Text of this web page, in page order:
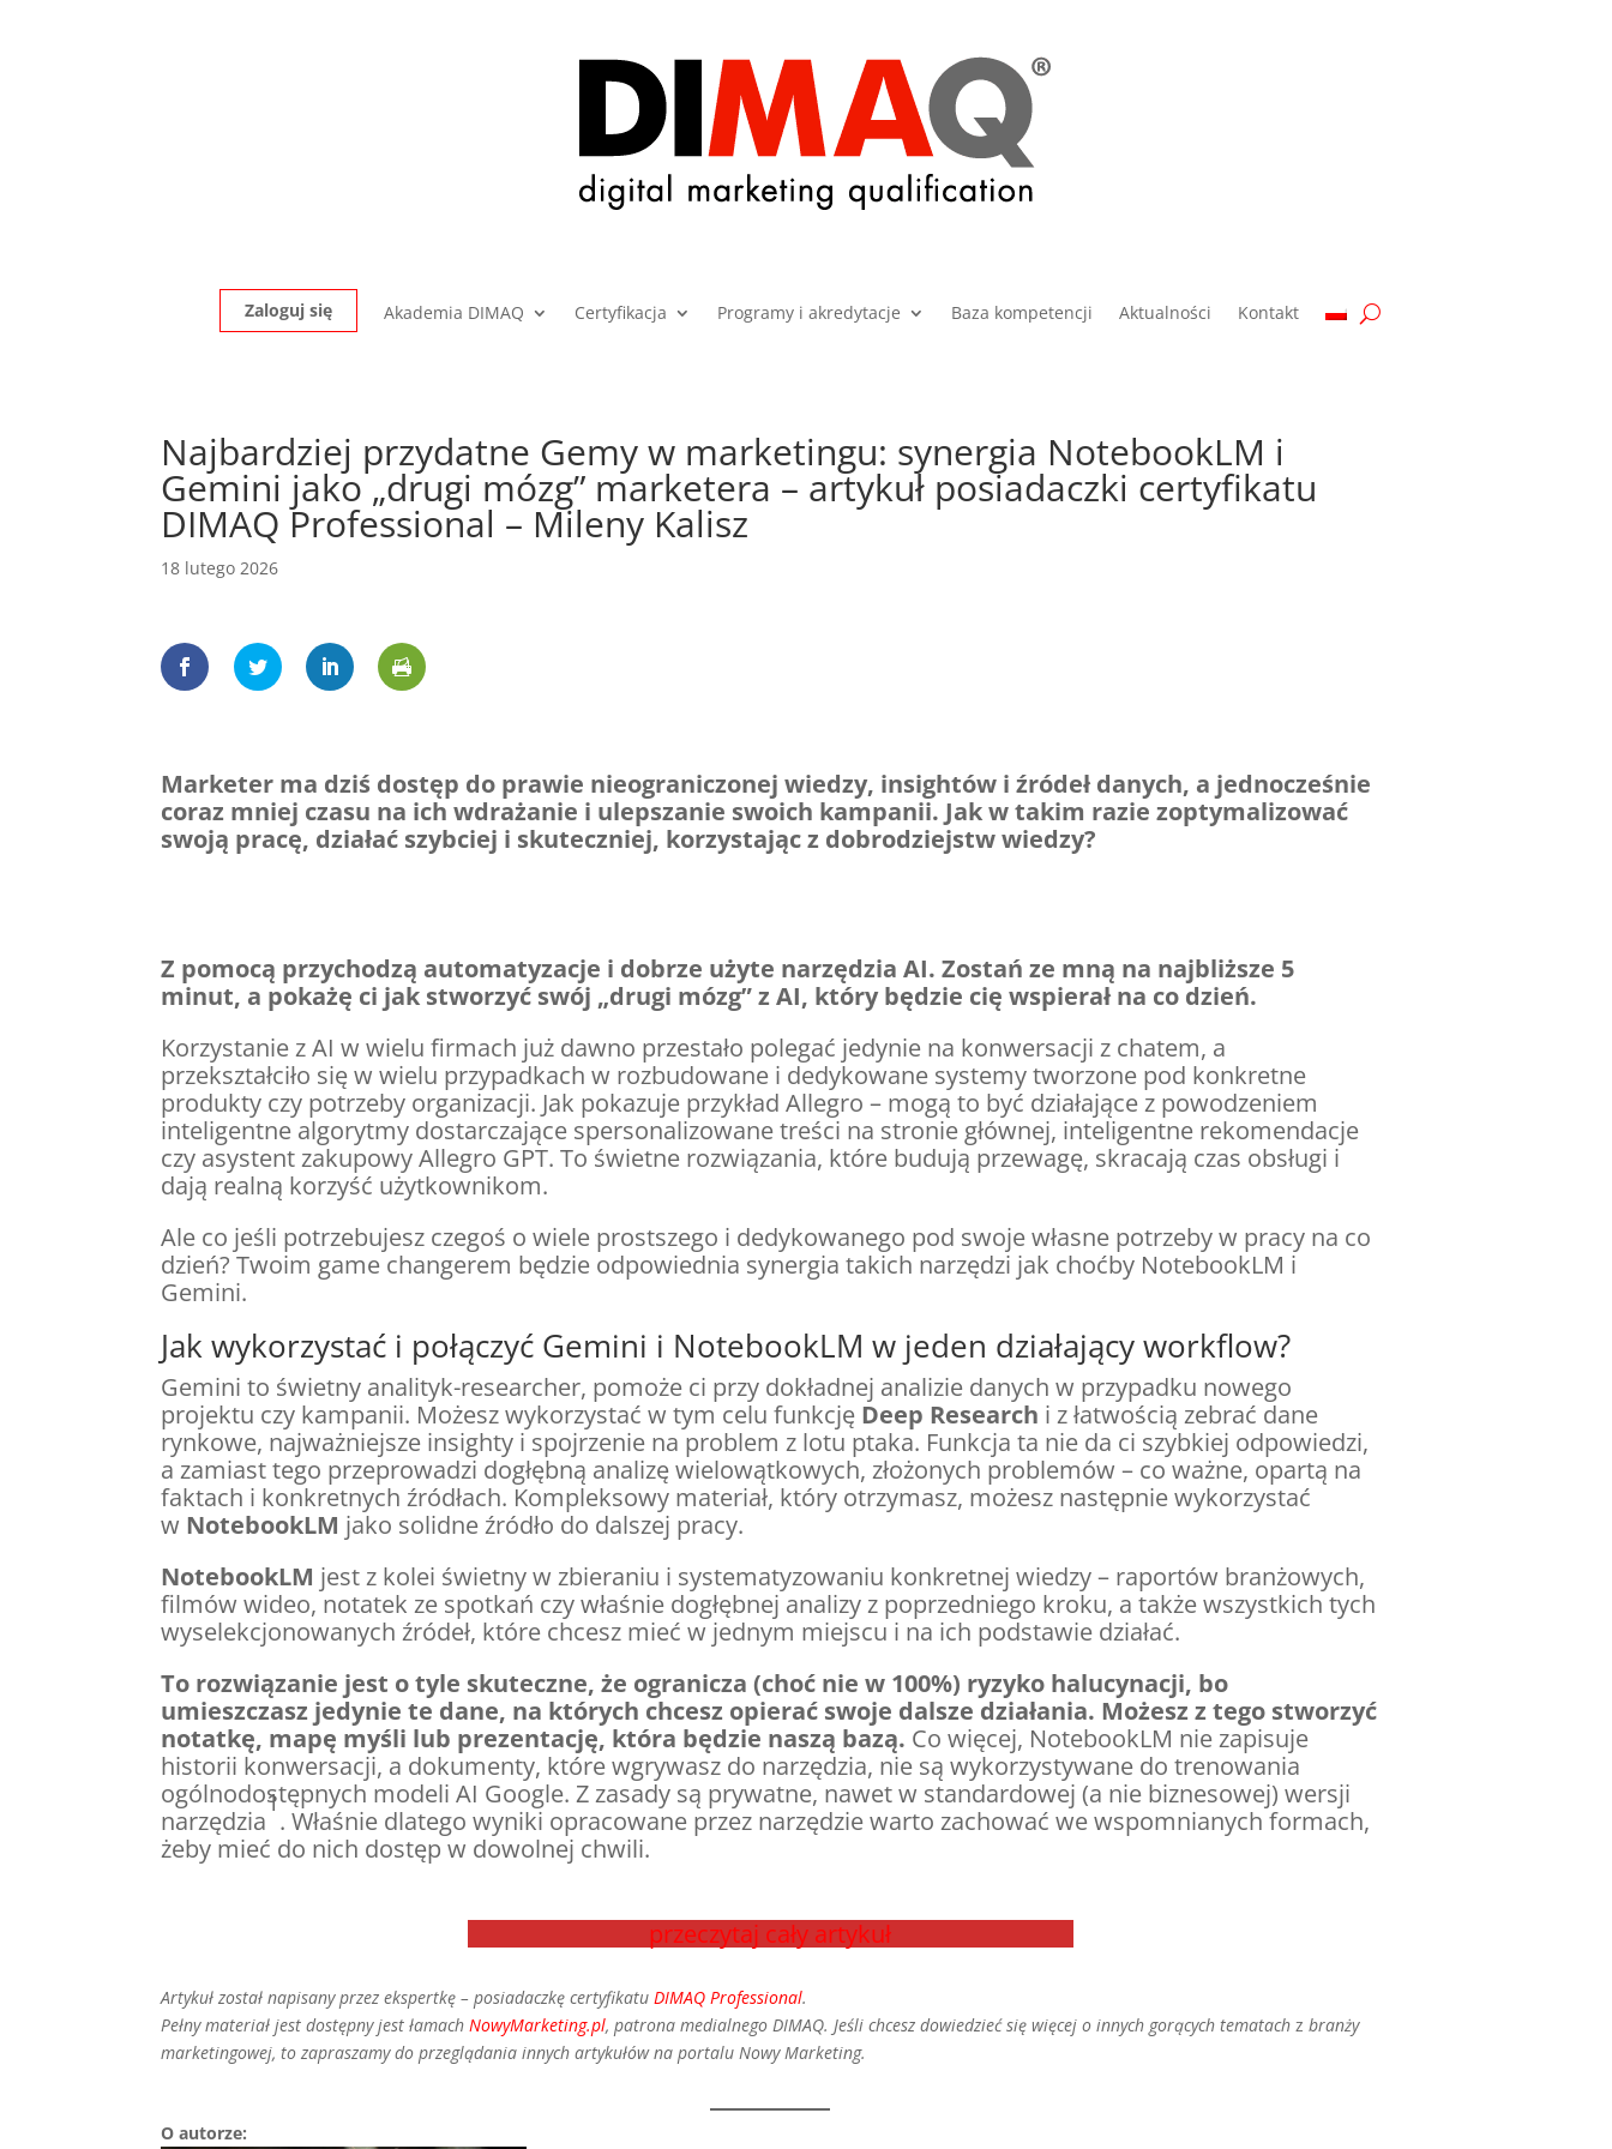
Zaloguj się Akademia DIMAQ Certyfikacja Programy i akredytacje Baza kompetencji Aktualności Kontakt
Najbardziej przydatne Gemy w marketingu: synergia NotebookLM i
Gemini jako „drugi mózg” marketera – artykuł posiadaczki certyfikatu
DIMAQ Professional – Mileny Kalisz
18 lutego 2026
Marketer ma dziś dostęp do prawie nieograniczonej wiedzy, insightów i źródeł danych, a jednocześnie
coraz mniej czasu na ich wdrażanie i ulepszanie swoich kampanii. Jak w takim razie zoptymalizować
swoją pracę, działać szybciej i skuteczniej, korzystając z dobrodziejstw wiedzy?
Z pomocą przychodzą automatyzacje i dobrze użyte narzędzia AI. Zostań ze mną na najbliższe 5
minut, a pokażę ci jak stworzyć swój „drugi mózg” z AI, który będzie cię wspierał na co dzień.
Korzystanie z AI w wielu firmach już dawno przestało polegać jedynie na konwersacji z chatem, a
przekształciło się w wielu przypadkach w rozbudowane i dedykowane systemy tworzone pod konkretne
produkty czy potrzeby organizacji. Jak pokazuje przykład Allegro – mogą to być działające z powodzeniem
inteligentne algorytmy dostarczające spersonalizowane treści na stronie głównej, inteligentne rekomendacje
czy asystent zakupowy Allegro GPT. To świetne rozwiązania, które budują przewagę, skracają czas obsługi i
dają realną korzyść użytkownikom.
Ale co jeśli potrzebujesz czegoś o wiele prostszego i dedykowanego pod swoje własne potrzeby w pracy na co
dzień? Twoim game changerem będzie odpowiednia synergia takich narzędzi jak choćby NotebookLM i
Gemini.
Jak wykorzystać i połączyć Gemini i NotebookLM w jeden działający workflow?
Gemini to świetny analityk-researcher, pomoże ci przy dokładnej analizie danych w przypadku nowego
projektu czy kampanii. Możesz wykorzystać w tym celu funkcję Deep Research i z łatwością zebrać dane
rynkowe, najważniejsze insighty i spojrzenie na problem z lotu ptaka. Funkcja ta nie da ci szybkiej odpowiedzi,
a zamiast tego przeprowadzi dogłębną analizę wielowątkowych, złożonych problemów – co ważne, opartą na
faktach i konkretnych źródłach. Kompleksowy materiał, który otrzymasz, możesz następnie wykorzystać
w NotebookLM jako solidne źródło do dalszej pracy.
NotebookLM jest z kolei świetny w zbieraniu i systematyzowaniu konkretnej wiedzy – raportów branżowych,
filmów wideo, notatek ze spotkań czy właśnie dogłębnej analizy z poprzedniego kroku, a także wszystkich tych
wyselekcjonowanych źródeł, które chcesz mieć w jednym miejscu i na ich podstawie działać.
To rozwiązanie jest o tyle skuteczne, że ogranicza (choć nie w 100%) ryzyko halucynacji, bo
umieszczasz jedynie te dane, na których chcesz opierać swoje dalsze działania. Możesz z tego stworzyć
notatkę, mapę myśli lub prezentację, która będzie naszą bazą. Co więcej, NotebookLM nie zapisuje
historii konwersacji, a dokumenty, które wgrywasz do narzędzia, nie są wykorzystywane do trenowania
ogólnodostępnych modeli AI Google. Z zasady są prywatne, nawet w standardowej (a nie biznesowej) wersji
narzędzia
1
. Właśnie dlatego wyniki opracowane przez narzędzie warto zachować we wspomnianych formach,
żeby mieć do nich dostęp w dowolnej chwili.
przeczytaj cały artykuł
Artykuł został napisany przez ekspertkę – posiadaczkę certyfikatuDIMAQ Professional.
Pełny materiał jest dostępny jest łamachNowyMarketing.pl, patrona medialnego DIMAQ. Jeśli chcesz dowiedzieć się więcej o innych gorących tematach z branży
marketingowej, to zapraszamy do przeglądania innych artykułów na portalu Nowy Marketing.
O autorze: